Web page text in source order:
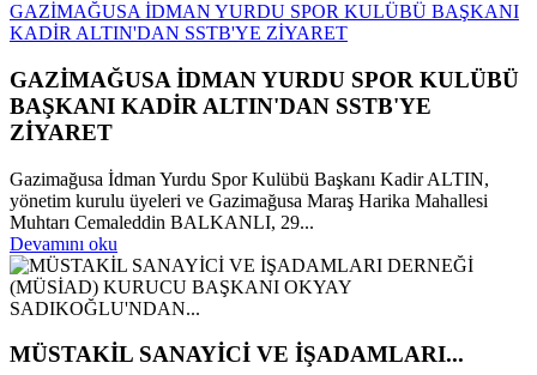
GAZİMAĞUSA İDMAN YURDU SPOR KULÜBÜ BAŞKANI
KADİR ALTIN'DAN SSTB'YE ZİYARET
GAZİMAĞUSA İDMAN YURDU SPOR KULÜBÜ
BAŞKANI KADİR ALTIN'DAN SSTB'YE
ZİYARET
Gazimağusa İdman Yurdu Spor Kulübü Başkanı Kadir ALTIN,
yönetim kurulu üyeleri ve Gazimağusa Maraş Harika Mahallesi
Muhtarı Cemaleddin BALKANLI, 29...
Devamını oku
MÜSTAKİL SANAYİCİ VE İŞADAMLARI...